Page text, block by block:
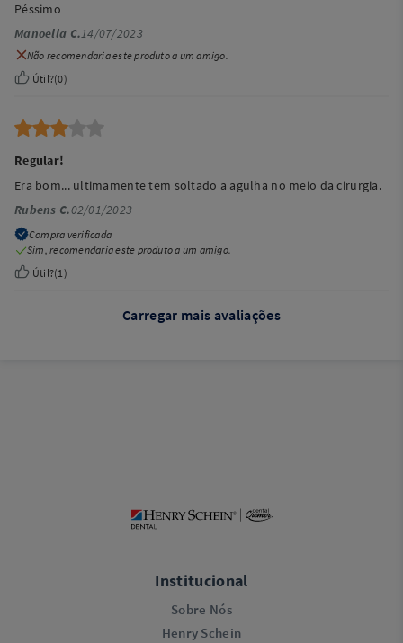
Péssimo
Manoella C.14/07/2023
Não recomendaria este produto a um amigo.
Útil?(0)
Regular!
Era bom... ultimamente tem soltado a agulha no meio da cirurgia.
Rubens C.02/01/2023
Compra verificada
Sim, recomendaria este produto a um amigo.
Útil?(1)
Carregar mais avaliações
Institucional
Sobre Nós
Henry Schein